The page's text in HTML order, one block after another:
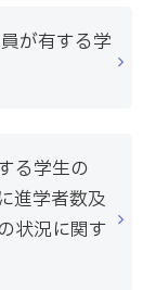
が有する学
る学生の
進学者数及
状況に関す